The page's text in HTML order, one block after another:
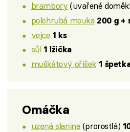
brambory (uvařené
polohrubá mouka 200 g +
vejce 1 ks
sůl 1 lžička
muškátový oříšek 1
Omáčka
uzená slanina(prorostlá)